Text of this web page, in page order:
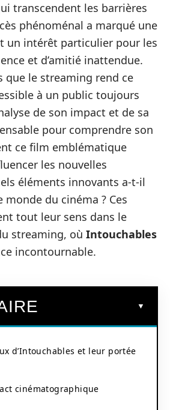
transcendent les barrières
phénoménal a marqué une
un intérêt particulier pour les
et d’amitié inattendue.
que le streaming rend ce
à un public toujours
de son impact et de sa
pour comprendre son
ce film emblématique
les nouvelles
éléments innovants a-t-il
du cinéma ? Ces
tout leur sens dans le
streaming, où Intouchables
incontournable.
d’Intouchables et leur portée
cinématographique